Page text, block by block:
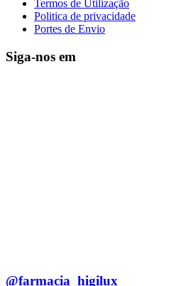
Termos de Utilização
Politica de privacidade
Portes de Envio
Siga-nos em
@farmacia_higilux